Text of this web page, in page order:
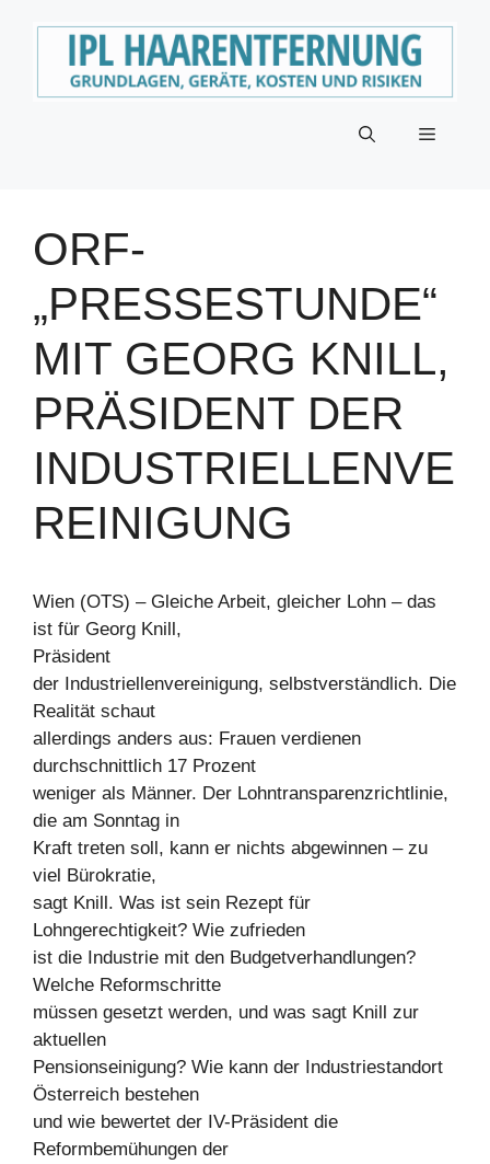
Menü
ORF-
„PRESSESTUNDE“
MIT GEORG KNILL,
PRÄSIDENT DER
INDUSTRIELLENVE
REINIGUNG
Wien (OTS) – Gleiche Arbeit, gleicher Lohn – das
ist für Georg Knill,
Präsident
der Industriellenvereinigung, selbstverständlich. Die
Realität schaut
allerdings anders aus: Frauen verdienen
durchschnittlich 17 Prozent
weniger als Männer. Der Lohntransparenzrichtlinie,
die am Sonntag in
Kraft treten soll, kann er nichts abgewinnen – zu
viel Bürokratie,
sagt Knill. Was ist sein Rezept für
Lohngerechtigkeit? Wie zufrieden
ist die Industrie mit den Budgetverhandlungen?
Welche Reformschritte
müssen gesetzt werden, und was sagt Knill zur
aktuellen
Pensionseinigung? Wie kann der Industriestandort
Österreich bestehen
und wie bewertet der IV-Präsident die
Reformbemühungen der